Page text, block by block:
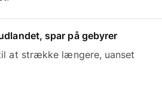
spar på gebyrer
at strække længere, uanset